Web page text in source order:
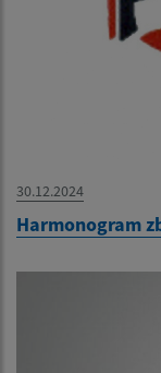
30.12.2024
Harmonogram